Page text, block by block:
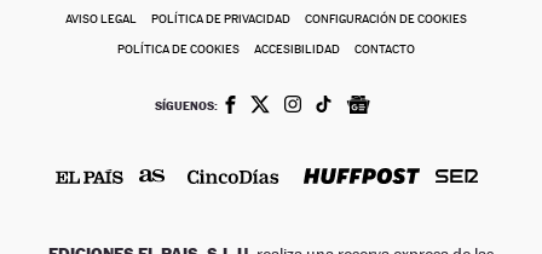
AVISO LEGAL POLÍTICA DE PRIVACIDAD CONFIGURACIÓN DE COOKIES
POLÍTICA DE COOKIES ACCESIBILIDAD CONTACTO
SÍGUENOS: